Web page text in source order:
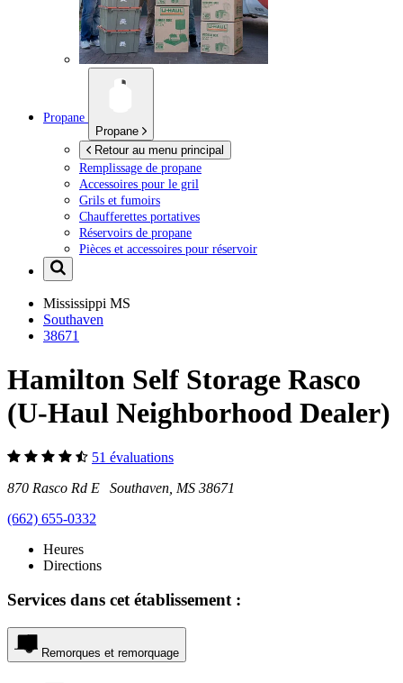
Propane
Propane
Retour au menu principal
Remplissage de propane
Accessoires pour le gril
Grils et fumoirs
Chaufferettes portatives
Réservoirs de propane
Pièces et accessoires pour réservoir
Mississippi MS
Southaven
38671
Hamilton Self Storage Rasco
(U-Haul Neighborhood Dealer)
51 évaluations
870 Rasco Rd E Southaven, MS 38671
(662) 655-0332
Heures
Directions
Services dans cet établissement :
Remorques et remorquage